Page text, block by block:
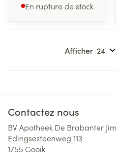
En rupture de stock
Afficher
Contactez nous
BV Apotheek De Brabanter Jim
Edingsesteenweg 113
1755 Gooik